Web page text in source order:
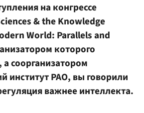
на конгрессе
& the Knowledge
World: Parallels and
которого
соорганизатором
институт РАО, вы говорили
важнее интеллекта.